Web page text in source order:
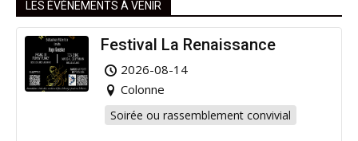
LES ÉVÉNEMENTS À VENIR
Festival La Renaissance
2026-08-14
Colonne
Soirée ou rassemblement convivial